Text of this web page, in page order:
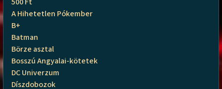
A Hihetetlen Pókember
B+
Batman
Börze asztal
Bosszú Angyalai-kötetek
DC Univerzum
Díszdobozok